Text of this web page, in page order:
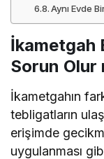
Aynı Evde
İkametgah
Sorun Olur
İkametgahın
tebligatların
erişimde
uygulanması